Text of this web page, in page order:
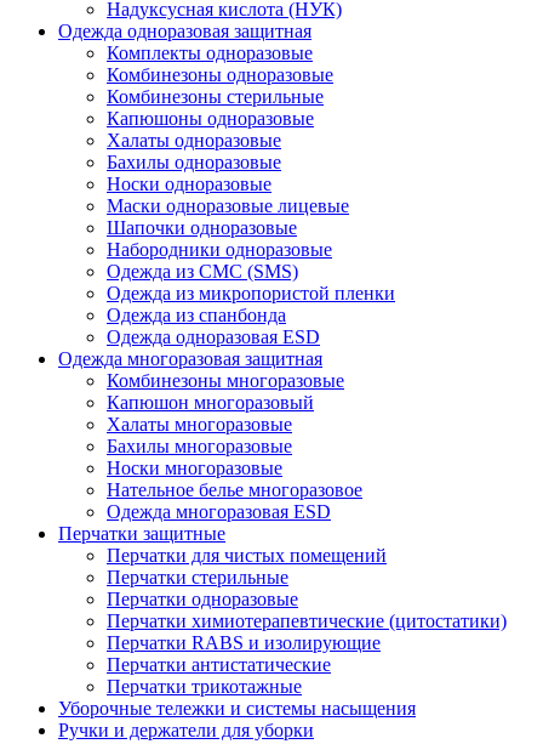
Надуксусная кислота (НУК)
Одежда одноразовая защитная
Комплекты одноразовые
Комбинезоны одноразовые
Комбинезоны стерильные
Капюшоны одноразовые
Халаты одноразовые
Бахилы одноразовые
Носки одноразовые
Маски одноразовые лицевые
Шапочки одноразовые
Набородники одноразовые
Одежда из СМС (SMS)
Одежда из микропористой пленки
Одежда из спанбонда
Одежда одноразовая ESD
Одежда многоразовая защитная
Комбинезоны многоразовые
Капюшон многоразовый
Халаты многоразовые
Бахилы многоразовые
Носки многоразовые
Нательное белье многоразовое
Одежда многоразовая ESD
Перчатки защитные
Перчатки для чистых помещений
Перчатки стерильные
Перчатки одноразовые
Перчатки химиотерапевтические (цитостатики)
Перчатки RABS и изолирующие
Перчатки антистатические
Перчатки трикотажные
Уборочные тележки и системы насыщения
Ручки и держатели для уборки